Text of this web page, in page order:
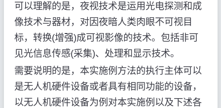
可以理解的是，夜视技术是运用光电探测和成
像技术与器材，对因夜暗人类肉眼不可视目
标，转换(增强)成可视影像的技术。包括非可
见光信息传感(采集)、处理和显示技术。
需要说明的是，本实施例方法的执行主体可以
是无人机硬件设备或者具有相同功能的设备，
以无人机硬件设备为例对本实施例以及下述各